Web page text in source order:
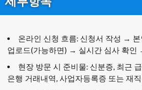
온라인 신청 흐름: 신청서 작성 →
업로드(가능하면) → 실시간 심사 확인
현장 방문 시 준비물: 신분증, 최근
은행 거래내역, 사업자등록증 또는 재